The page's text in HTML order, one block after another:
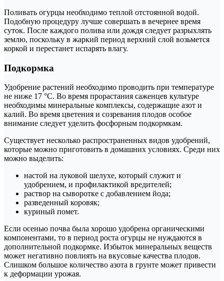
Поливать огурцы необходимо теплой отстоянной водой.
Подобную процедуру лучше совершать в вечернее время
суток. После каждого полива или дождя следует разрыхлять
землю, поскольку в жаркий период верхний слой возьмется
коркой и перестанет испарять влагу.
Подкормка
Удобрение растений необходимо проводить при температуре
не ниже 17 °С. Во время прорастания саженцев культуре
необходимы минеральные комплексы, содержащие азот и
калий. Во время цветения и созревания плодов особое
внимание следует уделить фосфорным подкормкам.
Существует несколько распространенных видов удобрений,
которые можно приготовить в домашних условиях. Среди них
можно выделить:
настой на луковой шелухе, который служит и
удобрением, и профилактикой вредителей;
раствор на сыворотке с добавлением йода;
разведенный коровяк;
куриный помет.
Если осенью почва была хорошо удобрена органическими
компонентами, то в период роста огурцы не нуждаются в
дополнительной подкормке. Избыток минеральных веществ
может негативно повлиять на вкусовые качества плодов.
Слишком большое количество азота в грунте может привести
к деформации урожая.